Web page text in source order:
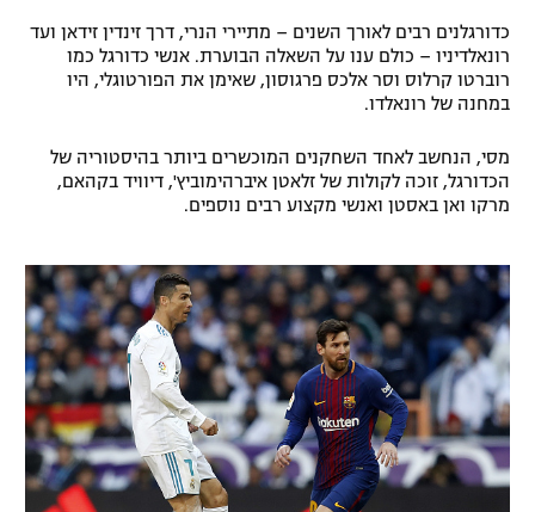
כדורגלנים רבים לאורך השנים – מתיירי הנרי, דרך זינדין זידאן ועד
רונאלדיניו – כולם ענו על השאלה הבוערת. אנשי כדורגל כמו
רוברטו קרלוס וסר אלכס פרגוסון, שאימן את הפורטוגלי, היו
במחנה של רונאלדו.
מסי, הנחשב לאחד השחקנים המוכשרים ביותר בהיסטוריה של
הכדורגל, זוכה לקולות של זלאטן איברהימוביץ', דיוויד בקהאם,
מרקו ואן באסטן ואנשי מקצוע רבים נוספים.